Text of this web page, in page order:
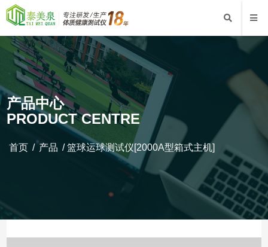
产品中心
PRODUCT CENTRE
首页 / 产品 /篮球运球测试仪[2000A型箱式主机]